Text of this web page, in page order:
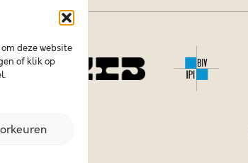
deze website
of klik op